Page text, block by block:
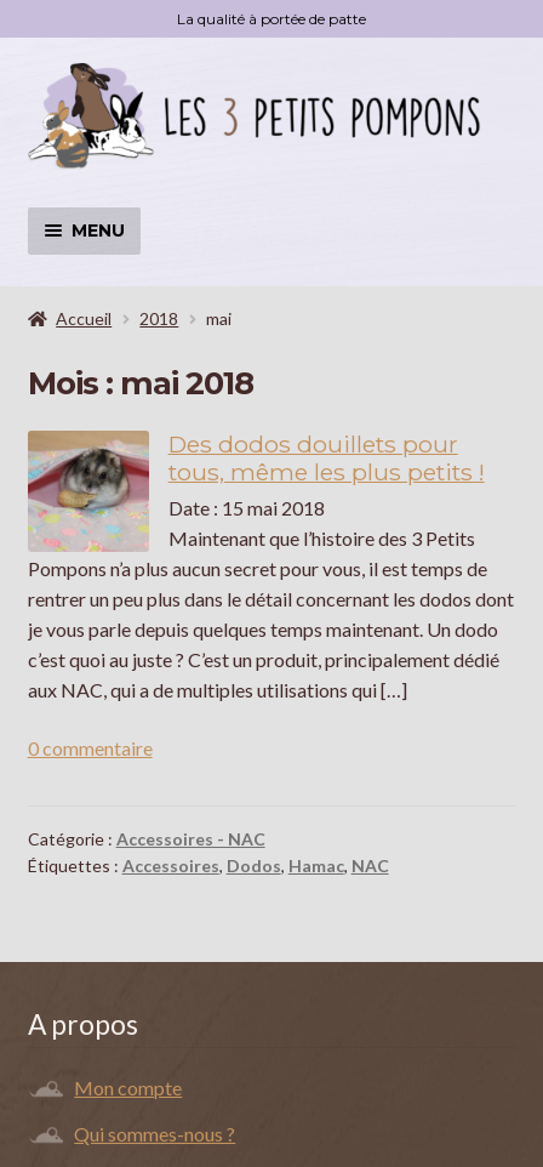
La qualité à portée de patte
Aller
navigation
Aller
au
contenu
MENU
Blog
Galerie
Accueil 2018 mai
Mois : mai 2018
Des dodos douillets pour
tous, même les plus petits !
Date : 15 mai 2018
Maintenant que l’histoire des 3 Petits
Pompons n’a plus aucun secret pour vous, il est temps de
rentrer un peu plus dans le détail concernant les dodos dont
je vous parle depuis quelques temps maintenant. Un dodo
c’est quoi au juste ? C’est un produit, principalement dédié
aux NAC, qui a de multiples utilisations qui […]
0 commentaire
Catégorie : Accessoires - NAC
Étiquettes : Accessoires, Dodos, Hamac, NAC
A propos
Mon compte
Qui sommes-nous ?